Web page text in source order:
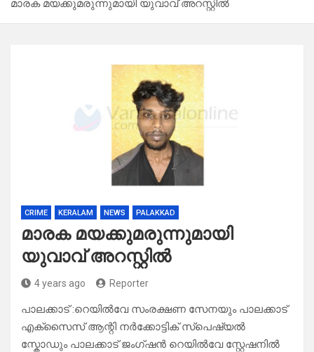
മാരക മയക്കുമരുന്നുമായി യുവാവ് അറസ്റ്റിൽ
CRIME KERALAM NEWS PALAKKAD
മാരക മയക്കുമരുന്നുമായി
യുവാവ് അറസ്റ്റിൽ
4 years ago Reporter
പാലക്കാട് :റെയിൽവേ സംരക്ഷണ സേനയും പാലക്കാട്
എക്സൈസ് ആന്റി നർക്കോട്ടിക് സ്പെഷ്യൽ
സ്കോഡും പാലക്കാട് ജംഗ്ഷൻ റെയിൽവേ സ്റ്റേഷനിൽ